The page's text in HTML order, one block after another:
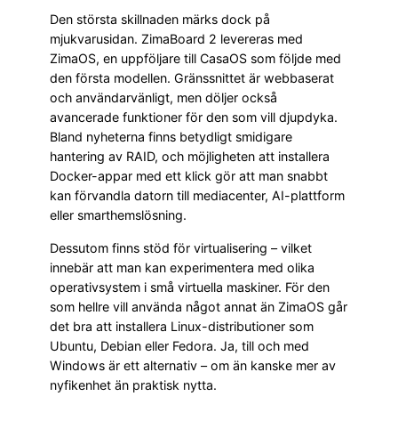
Den största skillnaden märks dock på
mjukvarusidan. ZimaBoard 2 levereras med
ZimaOS, en uppföljare till CasaOS som följde med
den första modellen. Gränssnittet är webbaserat
och användarvänligt, men döljer också
avancerade funktioner för den som vill djupdyka.
Bland nyheterna finns betydligt smidigare
hantering av RAID, och möjligheten att installera
Docker-appar med ett klick gör att man snabbt
kan förvandla datorn till mediacenter, AI-plattform
eller smarthemslösning.
Dessutom finns stöd för virtualisering – vilket
innebär att man kan experimentera med olika
operativsystem i små virtuella maskiner. För den
som hellre vill använda något annat än ZimaOS går
det bra att installera Linux-distributioner som
Ubuntu, Debian eller Fedora. Ja, till och med
Windows är ett alternativ – om än kanske mer av
nyfikenhet än praktisk nytta.